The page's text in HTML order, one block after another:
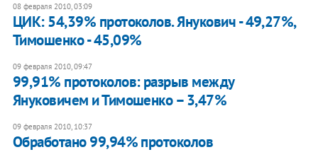
08 февраля 2010, 03:09
ЦИК: 54,39% протоколов. Янукович - 49,27%,
Тимошенко - 45,09%
09 февраля 2010, 09:47
99,91% протоколов: разрыв между
Януковичем и Тимошенко – 3,47%
09 февраля 2010, 10:37
Обработано 99,94% протоколов